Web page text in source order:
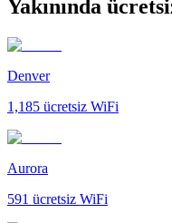
Yakınında
Denver
1,185 ücretsiz WiFi
Aurora
591 ücretsiz WiFi